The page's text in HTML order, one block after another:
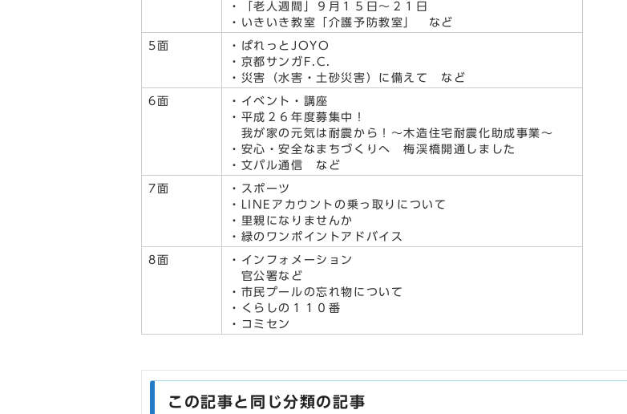
・「老人週間」９月１５日～２１日
・いきいき教室「介護予防教室」 など
5面
・ぱれっとJOYO
・京都サンガF.C.
・災害（水害・土砂災害）に備えて など
6面
・イベント・講座
・平成２６年度募集中！
我が家の元気は耐震から！～木造住宅耐震化助成事業～
・安心・安全なまちづくりへ 梅渓橋開通しました
・文パル通信 など
7面
・スポーツ
・LINEアカウントの乗っ取りについて
・里親になりませんか
・緑のワンポイントアドバイス
8面
・インフォメーション
官公署など
・市民プールの忘れ物について
・くらしの１１０番
・コミセン
この記事と同じ分類の記事